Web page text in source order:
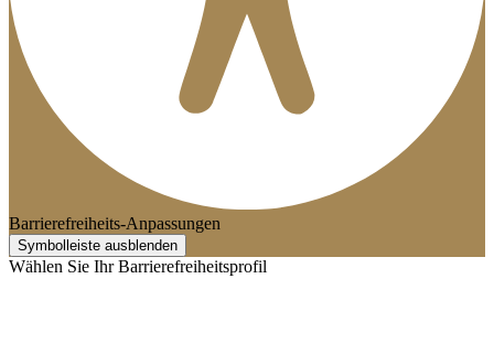
Barrierefreiheits-Anpassungen
Symbolleiste ausblenden
Wählen Sie Ihr Barrierefreiheitsprofil